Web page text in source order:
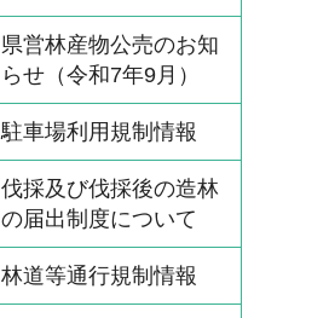
県営林産物公売のお知
らせ（令和7年9月）
駐車場利用規制情報
伐採及び伐採後の造林
の届出制度について
林道等通行規制情報